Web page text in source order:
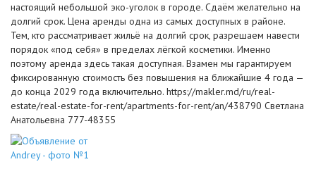
настоящий небольшой эко-уголок в городе. Сдаём желательно на
долгий срок. Цена аренды одна из самых доступных в районе.
Тем, кто рассматривает жильё на долгий срок, разрешаем навести
порядок «под себя» в пределах лёгкой косметики. Именно
поэтому аренда здесь такая доступная. Взамен мы гарантируем
фиксированную стоимость без повышения на ближайшие 4 года —
до конца 2029 года включительно. https://makler.md/ru/real-
estate/real-estate-for-rent/apartments-for-rent/an/438790 Светлана
Анатольевна 777-48355